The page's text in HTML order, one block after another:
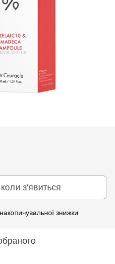
з'явиться
знижки